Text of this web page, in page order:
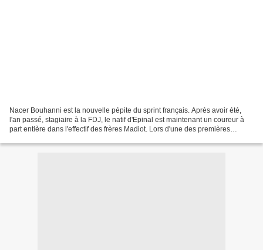
Nacer Bouhanni est la nouvelle pépite du sprint français. Après avoir été,
l'an passé, stagiaire à la FDJ, le natif d'Epinal est maintenant un coureur à
part entière dans l'effectif des frères Madiot. Lors d'une des premières